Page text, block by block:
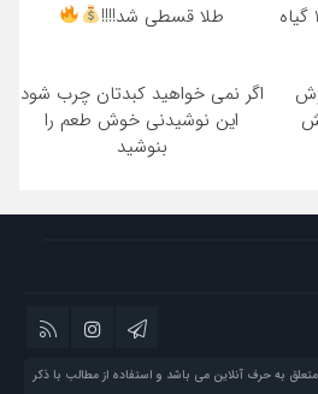
نوشیدنی شفابخش کبد با 10 گیاه
طلا قسطی شد!!!!
اگر نمی خواهید کبدتان چرب شود
این نوشیدنی خوش طعم را
بنوشید
به حرف آنلاین می باشد و استفاده از مطالب با ذکر